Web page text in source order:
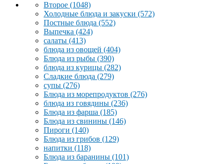
Второе (1048)
Холодные блюда и закуски (572)
Постные блюда (552)
Выпечка (424)
салаты (413)
блюда из овощей (404)
Блюда из рыбы (390)
блюда из курицы (282)
Сладкие блюда (279)
супы (276)
Блюда из морепродуктов (276)
блюда из говядины (236)
Блюда из фарша (185)
Блюда из свинины (146)
Пироги (140)
Блюда из грибов (129)
напитки (118)
Блюда из баранины (101)